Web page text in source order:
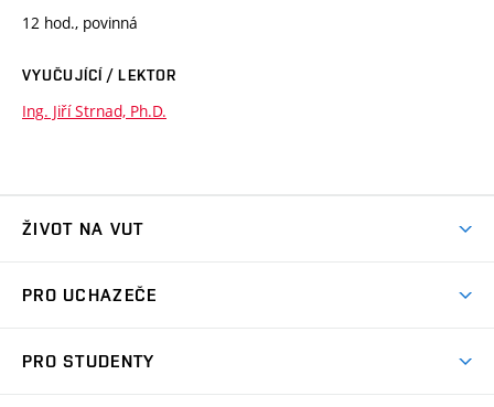
12 hod., povinná
VYUČUJÍCÍ / LEKTOR
Ing. Jiří Strnad, Ph.D.
ŽIVOT NA VUT
Koleje
PRO UCHAZEČE
PRO STUDENTY